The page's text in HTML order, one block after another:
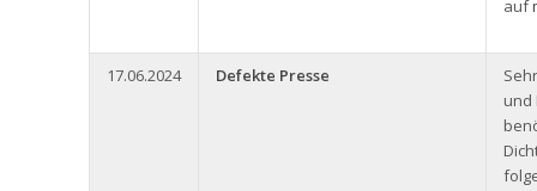
auf
17.06.2024 Defekte Presse
und